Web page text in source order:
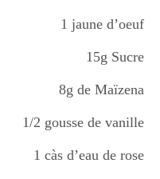
1 jaune d’oeuf
15g Sucre
8g de Maïzena
1/2 gousse de vanille
1 càs d’eau de rose